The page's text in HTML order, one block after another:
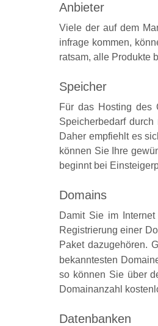
Anbieter
Viele der auf dem
infrage kommen,
ratsam, alle Produkte
Speicher
Für das Hosting des
Speicherbedarf
Daher empfiehlt es
können Sie Ihre
beginnt bei
Domains
Damit Sie im
Registrierung einer
Paket dazugehören.
bekanntesten
so können Sie über
Domainanzahl
Datenbanken